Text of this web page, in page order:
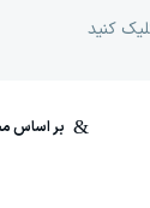
کنید